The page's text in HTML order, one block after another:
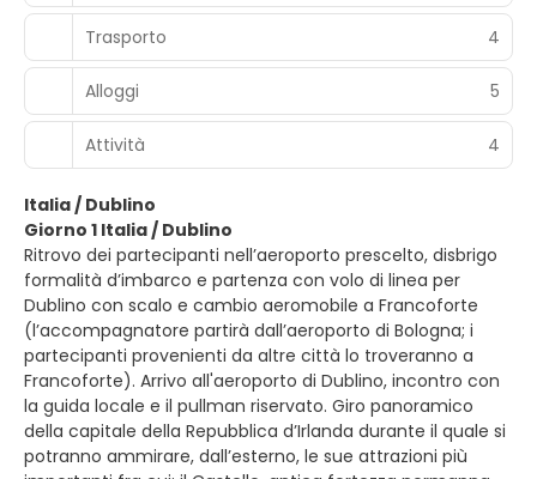
Trasporto 4
Alloggi 5
Attività 4
Italia / Dublino
Giorno 1 Italia / Dublino
Ritrovo dei partecipanti nell’aeroporto prescelto, disbrigo
formalità d’imbarco e partenza con volo di linea per
Dublino con scalo e cambio aeromobile a Francoforte
(l’accompagnatore partirà dall’aeroporto di Bologna; i
partecipanti provenienti da altre città lo troveranno a
Francoforte). Arrivo all'aeroporto di Dublino, incontro con
la guida locale e il pullman riservato. Giro panoramico
della capitale della Repubblica d’Irlanda durante il quale si
potranno ammirare, dall’esterno, le sue attrazioni più